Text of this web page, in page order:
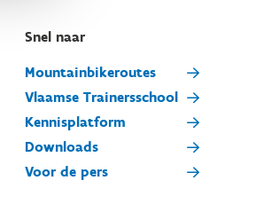
Snel naar
Mountainbikeroutes
Vlaamse Trainersschool
Kennisplatform
Downloads
Voor de pers